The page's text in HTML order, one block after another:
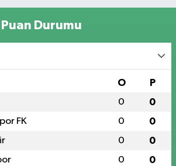
Durumu
O P
0 0
FK 0 0
0 0
0 0